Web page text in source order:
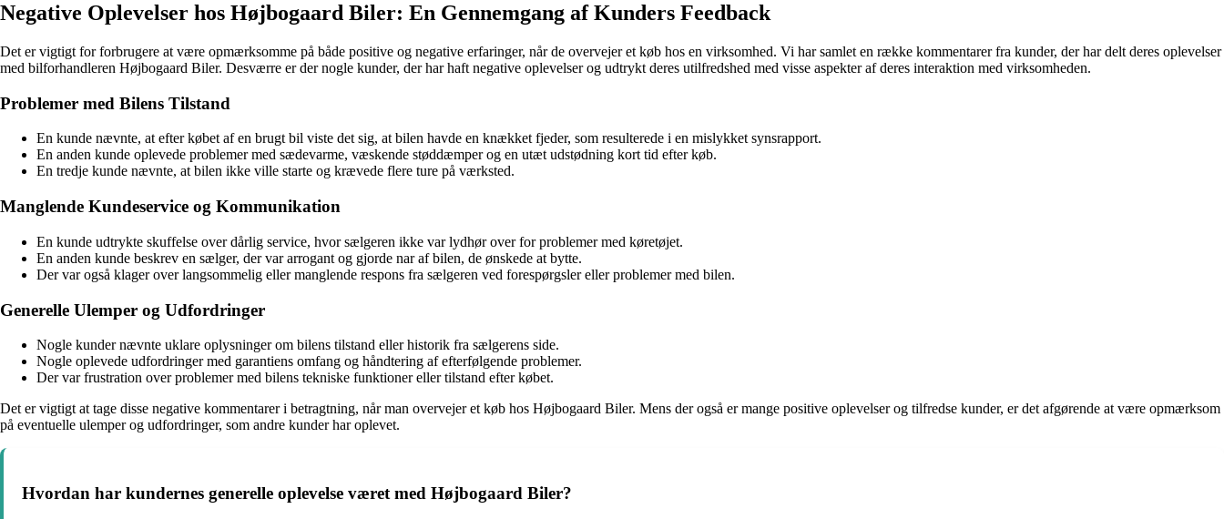
Negative Oplevelser hos Højbogaard Biler: En Gennemgang af Kunders Feedback
Det er vigtigt for forbrugere at være opmærksomme på både positive og negative erfaringer, når de overvejer et køb hos en virksomhed. Vi har samlet en række kommentarer fra kunder, der har delt deres oplevelser
med bilforhandleren Højbogaard Biler. Desværre er der nogle kunder, der har haft negative oplevelser og udtrykt deres utilfredshed med visse aspekter af deres interaktion med virksomheden.
Problemer med Bilens Tilstand
En kunde nævnte, at efter købet af en brugt bil viste det sig, at bilen havde en knækket fjeder, som resulterede i en mislykket synsrapport.
En anden kunde oplevede problemer med sædevarme, væskende støddæmper og en utæt udstødning kort tid efter køb.
En tredje kunde nævnte, at bilen ikke ville starte og krævede flere ture på værksted.
Manglende Kundeservice og Kommunikation
En kunde udtrykte skuffelse over dårlig service, hvor sælgeren ikke var lydhør over for problemer med køretøjet.
En anden kunde beskrev en sælger, der var arrogant og gjorde nar af bilen, de ønskede at bytte.
Der var også klager over langsommelig eller manglende respons fra sælgeren ved forespørgsler eller problemer med bilen.
Generelle Ulemper og Udfordringer
Nogle kunder nævnte uklare oplysninger om bilens tilstand eller historik fra sælgerens side.
Nogle oplevede udfordringer med garantiens omfang og håndtering af efterfølgende problemer.
Der var frustration over problemer med bilens tekniske funktioner eller tilstand efter købet.
Det er vigtigt at tage disse negative kommentarer i betragtning, når man overvejer et køb hos Højbogaard Biler. Mens der også er mange positive oplevelser og tilfredse kunder, er det afgørende at være opmærksom
på eventuelle ulemper og udfordringer, som andre kunder har oplevet.
Hvordan har kundernes generelle oplevelse været med Højbogaard Biler?